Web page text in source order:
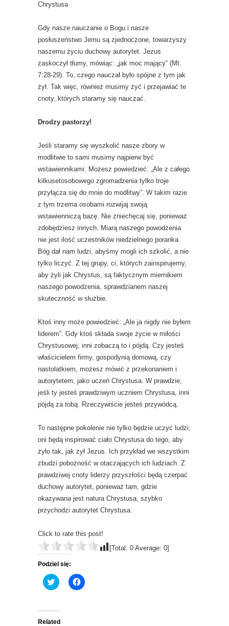
Chrystusa
Gdy nasze nauczanie o Bogu i nasze
posłuszeństwo Jemu są zjednoczone, towarzyszy
naszemu życiu duchowy autorytet. Jezus
zaskoczył tłumy, mówiąc: „jak moc mający” (Mt.
7:28-29). To, czego nauczał było spójne z tym jak
żył. Tak więc, również musimy żyć i przejawiać te
cnoty, których staramy się nauczać.
Drodzy pastorzy!
Jeśli staramy się wyszkolić nasze zbory w
modlitwie to sami musimy najpierw być
wstawiennikami. Możesz powiedzieć: „Ale z całego
kilkusetosobowego zgromadzenia tylko troje
przyłącza się do mnie do modlitwy”. W takim razie
z tym trzema osobami rozwijaj swoją
wstawienniczą bazę. Nie zniechęcaj się, ponieważ
zdobędziesz innych. Miarą naszego powodzenia
nie jest ilość uczestników niedzielnego poranka.
Bóg dał nam ludzi, abyśmy mogli ich szkolić, a nie
tylko liczyć. Z tej grupy, ci, których zainspirujemy,
aby żyli jak Chrystus, są faktycznym miernikiem
naszego powodzenia, sprawdzianem naszej
skuteczność w służbie.
Ktoś inny może powiedzieć: „Ale ja nigdy nie byłem
liderem”. Gdy ktoś składa swoje życie w miłości
Chrystusowej, inni zobaczą to i pójdą. Czy jesteś
właścicielem firmy, gospodynią domową, czy
nastolatkiem, możesz mówić z przekonaniem i
autorytetem, jako uczeń Chrystusa. W prawdzie,
jeśli ty jesteś prawdziwym uczniem Chrystusa, inni
pójdą za tobą. Rzeczywiście jesteś przywódcą.
To następne pokolenie nie tylko będzie uczyć ludzi;
oni będą inspirować ciało Chrystusa do tego, aby
żyło tak, jak żył Jezus. Ich przykład we wszystkim
zbudzi pobożność w otaczających ich ludziach. Z
prawdziwej cnoty liderzy przyszłości będą czerpać
duchowy autorytet, ponieważ tam, gdzie
okazywana jest natura Chrystusa, szybko
przychodzi autorytet Chrystusa.
Click to rate this post!
[Total: 0 Average: 0]
Podziel się:
C
l
t
o
C
l
Related